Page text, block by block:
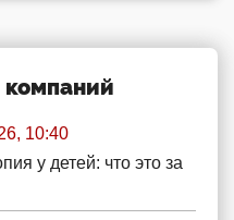
компаний
10:40
у детей: что это за